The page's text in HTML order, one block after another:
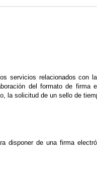
servicios relacionados con
del formato de firma
la solicitud de un sello de
disponer de una firma